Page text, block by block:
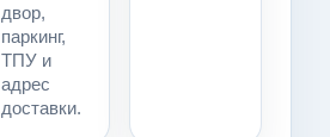
двор,
паркинг,
ТПУ и
адрес
доставки.